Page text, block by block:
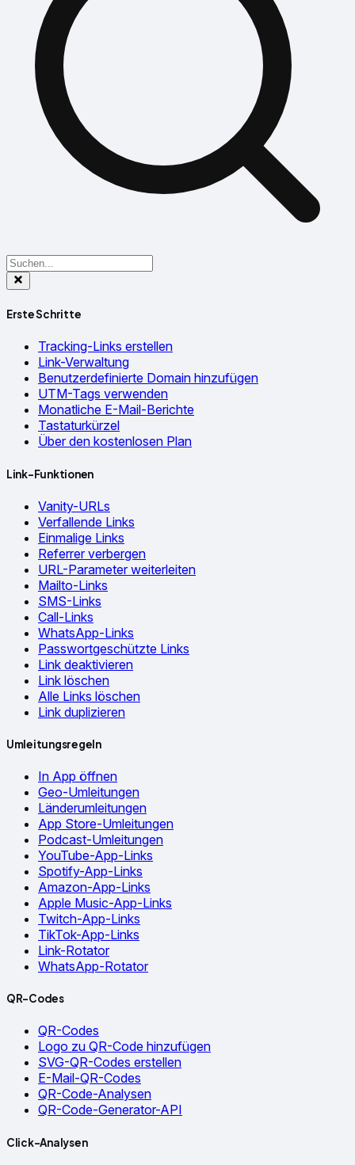
Erste Schritte
Tracking-Links erstellen
Link-Verwaltung
Benutzerdefinierte Domain hinzufügen
UTM-Tags verwenden
Monatliche E-Mail-Berichte
Tastaturkürzel
Über den kostenlosen Plan
Link-Funktionen
Vanity-URLs
Verfallende Links
Einmalige Links
Referrer verbergen
URL-Parameter weiterleiten
Mailto-Links
SMS-Links
Call-Links
WhatsApp-Links
Passwortgeschützte Links
Link deaktivieren
Link löschen
Alle Links löschen
Link duplizieren
Umleitungsregeln
In App öffnen
Geo-Umleitungen
Länderumleitungen
App Store-Umleitungen
Podcast-Umleitungen
YouTube-App-Links
Spotify-App-Links
Amazon-App-Links
Apple Music-App-Links
Twitch-App-Links
TikTok-App-Links
Link-Rotator
WhatsApp-Rotator
QR-Codes
QR-Codes
Logo zu QR-Code hinzufügen
SVG-QR-Codes erstellen
E-Mail-QR-Codes
QR-Code-Analysen
QR-Code-Generator-API
Click-Analysen